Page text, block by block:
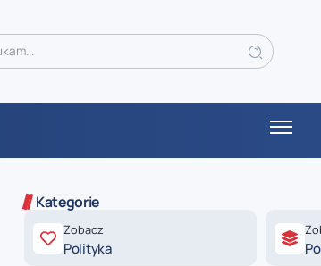
Kategorie
Zobacz
Polityka